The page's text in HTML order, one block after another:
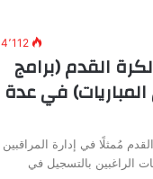
4٬112
القدم (برامج
في عدة
مُمثلًا في إدارة المراقبين
الراغبين بالتسجيل في